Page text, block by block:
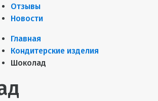
Отзывы
Новости
Главная
Кондитерские изделия
Шоколад